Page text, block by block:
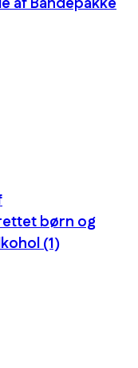
børn og
(1)